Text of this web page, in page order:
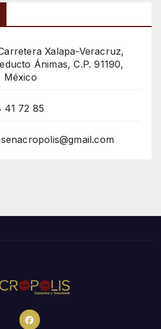
Xalapa-Veracruz,
Ánimas, C.P. 91190,
México
41 72 85